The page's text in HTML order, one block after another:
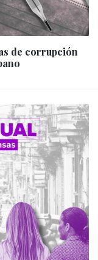
de corrupción